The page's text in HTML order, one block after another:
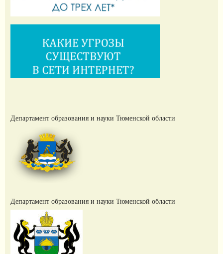
Департамент образования и науки Тюменской области
Департамент образования и науки Тюменской области